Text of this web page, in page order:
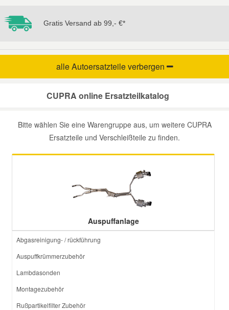
Gratis Versand ab 99,- €*
alle Autoersatzteileverbergen
CUPRA online Ersatzteilkatalog
Bitte wählen Sie eine Warengruppe aus, um weitere CUPRA
Ersatzteile und Verschleißteile zu finden.
Auspuffanlage
Abgasreinigung- / rückführung
Auspuffkrümmerzubehör
Lambdasonden
Montagezubehör
Rußpartikelfilter Zubehör
Mini Ersatzteile
Mitsubishi Ersatzteile
Nissan Ersatzteile
Porsche Ersatzteile
Smart Ersatzteile
Suzuki Ersatzteile